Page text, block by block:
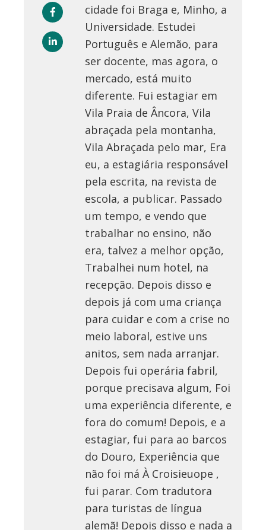
cidade foi Braga e, Minho, a
Universidade. Estudei
Português e Alemão, para
ser docente, mas agora, o
mercado, está muito
diferente. Fui estagiar em
Vila Praia de Âncora, Vila
abraçada pela montanha,
Vila Abraçada pelo mar, Era
eu, a estagiária responsável
pela escrita, na revista de
escola, a publicar. Passado
um tempo, e vendo que
trabalhar no ensino, não
era, talvez a melhor opção,
Trabalhei num hotel, na
recepção. Depois disso e
depois já com uma criança
para cuidar e com a crise no
meio laboral, estive uns
anitos, sem nada arranjar.
Depois fui operária fabril,
porque precisava algum, Foi
uma experiência diferente, e
fora do comum! Depois, e a
estagiar, fui para ao barcos
do Douro, Experiência que
não foi má À Croisieuope ,
fui parar. Com tradutora
para turistas de língua
alemã! Depois disso e nada a